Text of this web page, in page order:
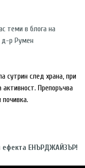
теми в блога на
д-р Румен
сутрин след храна, при
Препоръчва
ефекта ЕНЪРДЖАЙЗЪР!